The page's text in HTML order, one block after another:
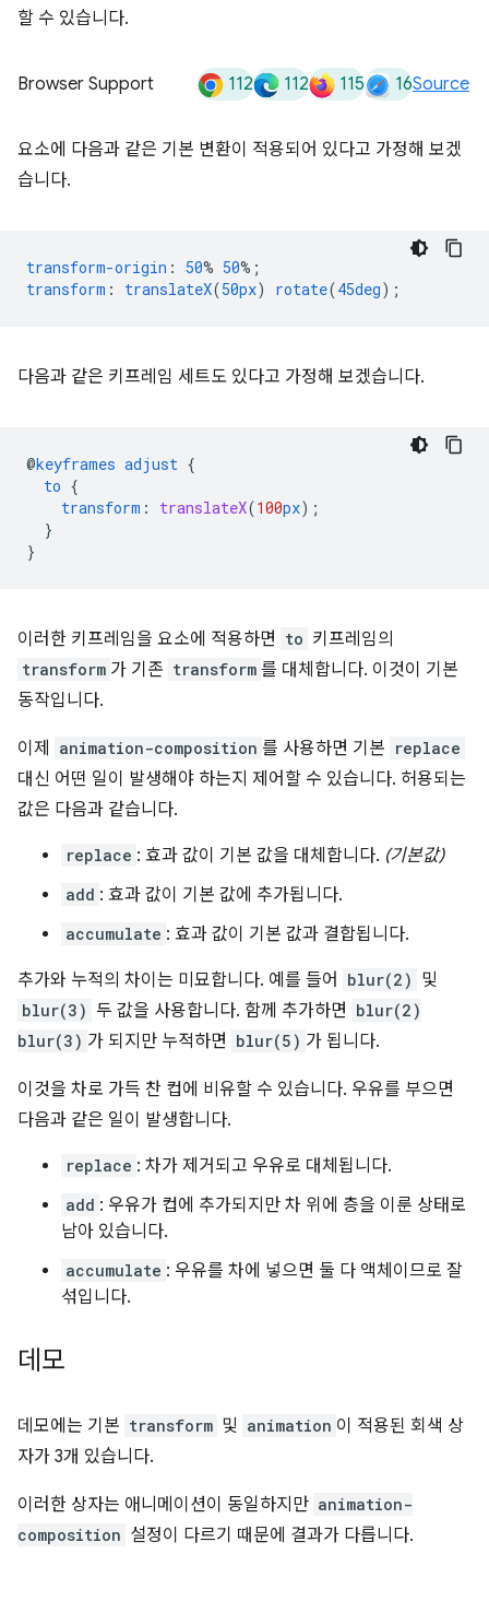
할 수 있습니다.
Browser Support 112 112 115 16Source
요소에 다음과 같은 기본 변환이 적용되어 있다고 가정해 보겠
습니다.
transform-origin : 50% 50%;
transform : translateX(50px) rotate(45deg);
다음과 같은 키프레임 세트도 있다고 가정해 보겠습니다.
@keyframes adjust {
to {
transform : translateX(100px);
}
}
이러한 키프레임을 요소에 적용하면 to 키프레임의
transform 가 기존 transform 를 대체합니다. 이것이 기본
동작입니다.
이제 animation-composition 를 사용하면 기본 replace
대신 어떤 일이 발생해야 하는지 제어할 수 있습니다. 허용되는
값은 다음과 같습니다.
replace : 효과 값이 기본 값을 대체합니다. (기본값)
add : 효과 값이 기본 값에 추가됩니다.
accumulate : 효과 값이 기본 값과 결합됩니다.
추가와 누적의 차이는 미묘합니다. 예를 들어 blur(2) 및
blur(3) 두 값을 사용합니다. 함께 추가하면 blur(2)
blur(3) 가 되지만 누적하면 blur(5) 가 됩니다.
이것을 차로 가득 찬 컵에 비유할 수 있습니다. 우유를 부으면
다음과 같은 일이 발생합니다.
replace : 차가 제거되고 우유로 대체됩니다.
add : 우유가 컵에 추가되지만 차 위에 층을 이룬 상태로
남아 있습니다.
accumulate : 우유를 차에 넣으면 둘 다 액체이므로 잘
섞입니다.
데모
데모에는 기본 transform 및 animation 이 적용된 회색 상
자가 3개 있습니다.
이러한 상자는 애니메이션이 동일하지만 animation-
composition 설정이 다르기 때문에 결과가 다릅니다.